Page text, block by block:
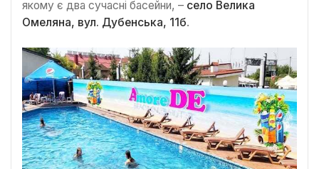
якому є два сучасні басейни, – село Велика
Омеляна, вул. Дубенська, 11б.